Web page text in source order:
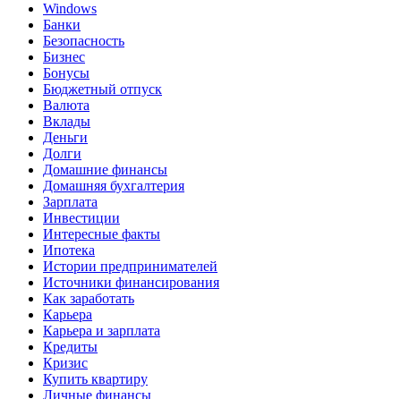
Windows
Банки
Безопасность
Бизнес
Бонусы
Бюджетный отпуск
Валюта
Вклады
Деньги
Долги
Домашние финансы
Домашняя бухгалтерия
Зарплата
Инвестиции
Интересные факты
Ипотека
Истории предпринимателей
Источники финансирования
Как заработать
Карьера
Карьера и зарплата
Кредиты
Кризис
Купить квартиру
Личные финансы